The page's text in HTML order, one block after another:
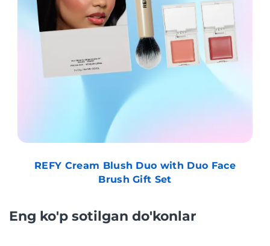
REFY Cream Blush Duo with Duo Face
Brush Gift Set
Eng ko'p sotilgan do'konlar